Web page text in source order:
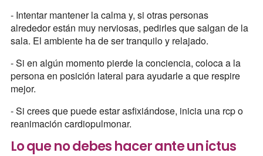
- Intentar mantener la calma y, si otras personas
alrededor están muy nerviosas, pedirles que salgan de la
sala. El ambiente ha de ser tranquilo y relajado.
- Si en algún momento pierde la conciencia, coloca a la
persona en posición lateral para ayudarle a que respire
mejor.
- Si crees que puede estar asfixiándose, inicia una rcp o
reanimación cardiopulmonar.
Lo que no debes hacer ante un ictus